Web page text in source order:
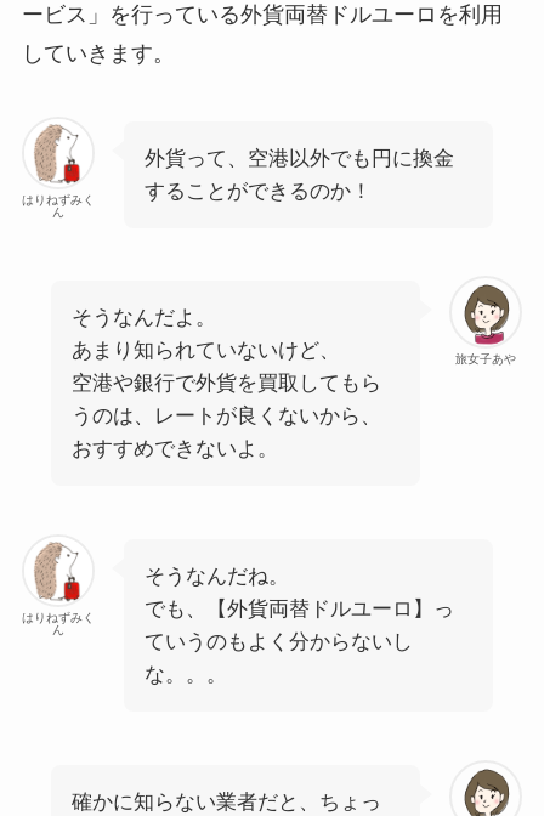
ービス」を行っている外貨両替ドルユーロを利用
していきます。
はりねずみく
ん
外貨って、空港以外でも円に換金
することができるのか！
旅女子あや
そうなんだよ。
あまり知られていないけど、
空港や銀行で外貨を買取してもら
うのは、レートが良くないから、
おすすめできないよ。
はりねずみく
ん
そうなんだね。
でも、【外貨両替ドルユーロ】っ
ていうのもよく分からないし
な。。。
確かに知らない業者だと、ちょっ